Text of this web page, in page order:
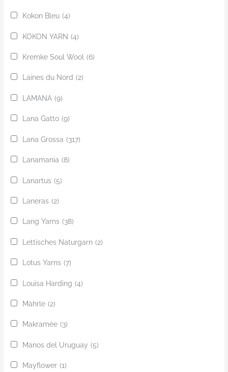
Kokon Bleu (4)
KOKON YARN (4)
Kremke Soul Wool (6)
Laines du Nord (2)
LAMANA (9)
Lana Gatto (9)
Lana Grossa (317)
Lanamania (8)
Lanartus (5)
Laneras (2)
Lang Yarns (38)
Lettisches Naturgarn (2)
Lotus Yarns (7)
Louisa Harding (4)
Mährle (2)
Makramée (3)
Manos del Uruguay (5)
Mayflower (1)